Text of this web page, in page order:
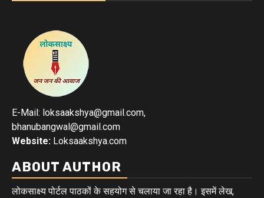
E-Mail: loksaakshya@gmail.com,
bhanubangwal@gmail.com
Website: Loksaakshya.com
ABOUT AUTHOR
लोकसाक्ष्य पोर्टल पाठकों के सहयोग से चलाया जा रहा है। इसमें लेख,